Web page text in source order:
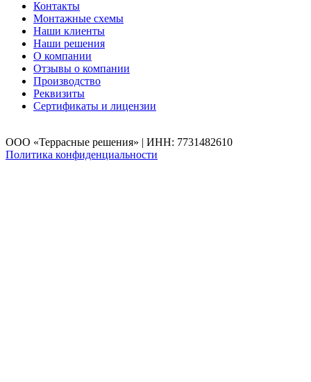
Контакты
Монтажные схемы
Наши клиенты
Наши решения
О компании
Отзывы о компании
Производство
Реквизиты
Сертификаты и лицензии
ООО «Террасные решения» | ИНН: 7731482610
Политика конфиденциальности